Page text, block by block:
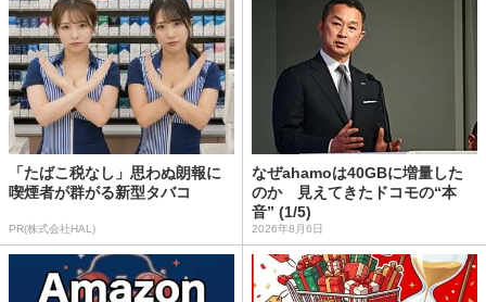
「たばこ税なし」思わぬ朗報に
喫煙者が群がる新型タバコ
PR(株式会社HAL)
なぜahamoは40GBに増量した
のか 見えてきたドコモの“本
音” (1/5)
2026年8月6日